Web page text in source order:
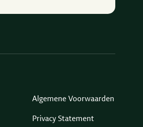
Algemene Voorwaarden
Privacy Statement